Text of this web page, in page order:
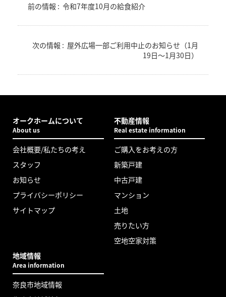
前の情報 : 令和7年度10月の給食紹介
次の情報 : 屋外広場一部ご利用中止のお知らせ（1月
19日～1月30日）
オークホームについて
About us
会社概要/私たちの考え
スタッフ
お知らせ
プライバシーポリシー
サイトマップ
不動産情報
Real estate information
ご購入をお考えの方
新築戸建
中古戸建
マンション
土地
売りたい方
空地空家対策
地域情報
Area information
奈良市地域情報